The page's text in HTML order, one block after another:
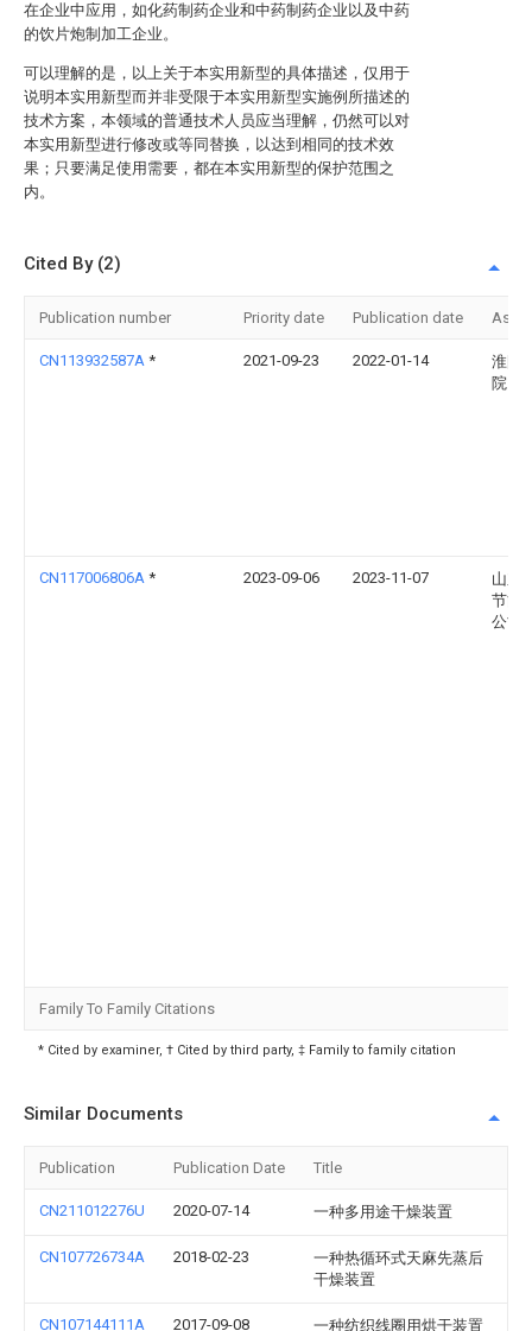
在企业中应用，如化药制药企业和中药制药企业以及中药
的饮片炮制加工企业。
可以理解的是，以上关于本实用新型的具体描述，仅用于
说明本实用新型而并非受限于本实用新型实施例所描述的
技术方案，本领域的普通技术人员应当理解，仍然可以对
本实用新型进行修改或等同替换，以达到相同的技术效
果；只要满足使用需要，都在本实用新型的保护范围之
内。
Cited By (2)
Publication number Priority date Publication date
CN113932587A * 2021-09-23 2022-01-14
淮阴
院
CN117006806A * 2023-09-06 2023-11-07
山东
节能
公司
Family To Family Citations
* Cited by examiner, † Cited by third party, ‡ Family to family citation
Similar Documents
Publication Publication Date Title
CN211012276U 2020-07-14 一种多用途干燥装置
CN107726734A 2018-02-23
一种热循环式天麻先蒸后
干燥装置
CN107144111A 2017-09-08 一种纺织线圈用烘干装置